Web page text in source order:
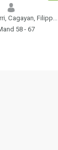
Cagayan, Filippinerne
58 - 67